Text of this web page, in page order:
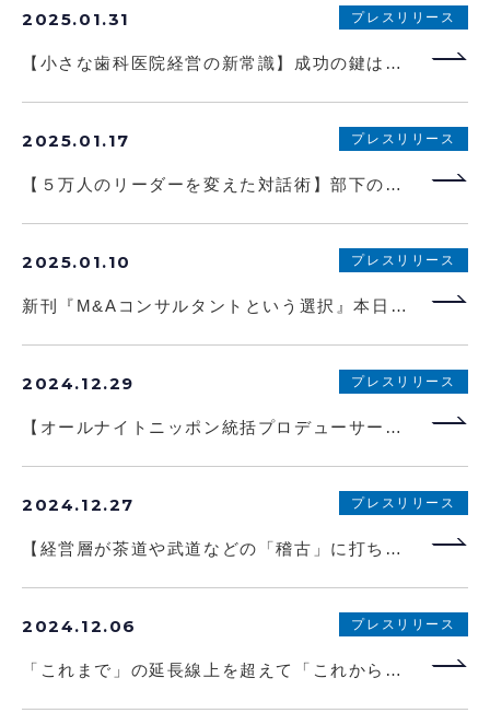
2025.01.31
【小さな歯科医院経営の新常識】成功の鍵は「戦略的アウトソーシング」！ 書籍『小さな歯科クリニックのための戦略的アウトソーシング経営』本日発売
プレスリリース
2025.01.17
【５万人のリーダーを変えた対話術】部下の本音を引き出し、「信頼」「成長実感」を高める対話のコツとは？ 書籍『優れたリーダーはなぜ、対話力を磨くのか？』が本日発売！
プレスリリース
2025.01.10
新刊『M&Aコンサルタントという選択』本日発売！
プレスリリース
2024.12.29
【オールナイトニッポン統括プロデューサー初著書】なぜラジオのイベントが東京ドームを満員にできたのか？ 新刊『今、ラジオ全盛期。』が2025年1月31日に発売決定！
プレスリリース
2024.12.27
【経営層が茶道や武道などの「稽古」に打ち込む理由を解明】新刊『エグゼクティブはなぜ稽古をするのか』が本日発売
プレスリリース
2024.12.06
「これまで」の延長線上を超えて「これから」を創る脳の使い方、教えます。新刊『脳を味方につけて独自性と創造性を発揮する技術 脳マネジメント』本日発売!!
プレスリリース